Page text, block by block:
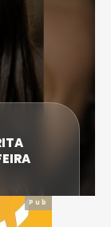
Pub